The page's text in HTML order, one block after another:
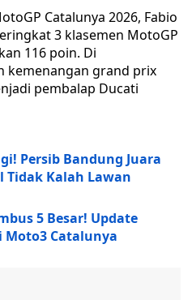
Catalunya 2026, Fabio
3 klasemen MotoGP
116 poin. Di
kemenangan grand prix
pembalap Ducati
Persib Bandung Juara
Tidak Kalah Lawan
5 Besar! Update
Moto3 Catalunya